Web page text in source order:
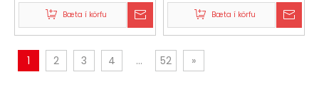
Bæta í körfu Bæta í körfu
1 2 3 4 ... 52 »